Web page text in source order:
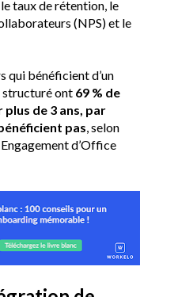
le taux de rétention, le
(NPS) et le
qui bénéficient d’un
structuré ont 69 % de
plus de 3 ans, par
pas, selon
d’Office